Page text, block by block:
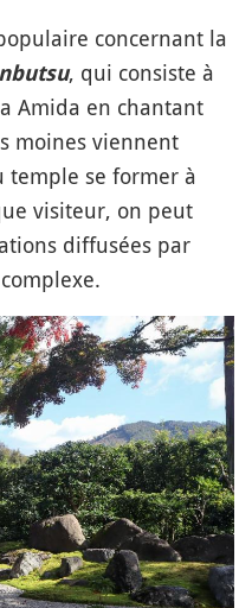
concernant la
, qui consiste à
Amida en chantant
moines viennent
se former à
visiteur, on peut
diffusées par